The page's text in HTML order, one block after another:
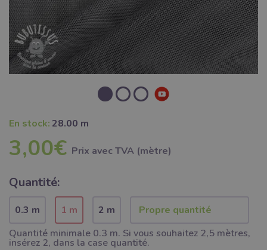
En stock:28.00 m
3,00€ Prix ​​avec TVA (mètre)
Quantité:
0.3 m 1 m
2 m
Quantité minimale 0.3 m. Si vous souhaitez 2,5 mètres,
insérez 2, dans la case quantité.